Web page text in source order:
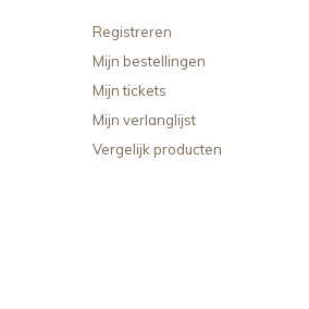
Registreren
Mijn bestellingen
Mijn tickets
Mijn verlanglijst
Vergelijk producten